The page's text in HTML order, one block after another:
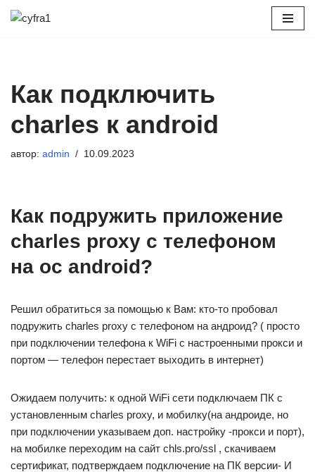
Как подключить
charles к android
автор: admin 10.09.2023
Как подружить приложение
charles proxy с телефоном
на ос android? ⁠ ⁠
Решил обратиться за помощью к Вам: кто-то пробовал
подружить charles proxy с телефоном на андроид? ( просто
при подключении телефона к WiFi с настроенными прокси и
портом — телефон перестает выходить в интернет)
Ожидаем получить: к одной WiFi сети подключаем ПК с
установленным charles proxy, и мобилку(на андроиде, но
при подключении указываем доп. настройку -прокси и порт),
на мобилке переходим на сайт chls.pro/ssl , скачиваем
сертификат, подтверждаем подключение на ПК версии- И